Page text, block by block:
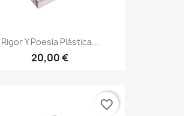
Rigor Y Poesía Plástica...
20,00 €
favorite_border